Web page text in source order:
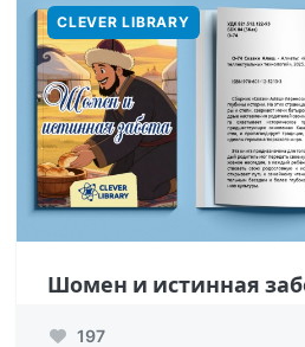
CLEVER LIBRARY
Шомен и истинная
197